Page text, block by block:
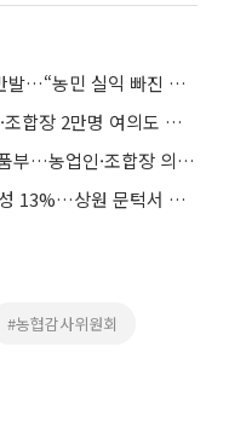
농협법 개정안에 조합장·농업인 반발…“농민 실익 빠진 구조 개편“
“농협 개혁이냐 개입이냐”…농민·조합장 2만명 여의도 집결
농협 개혁안 현장 설명 나선 농식품부…농업인·조합장 의견 듣는다
美 클래리티 법안 연내 통과 가능성 13%…상원 문턱서 제동
#농협감사위원회